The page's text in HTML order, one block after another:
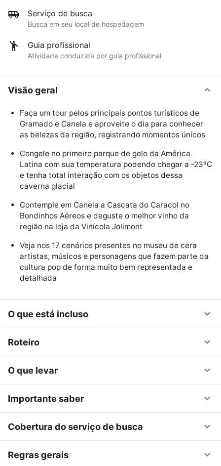
Serviço de busca
Busca em seu local de hospedagem
Guia profissional
Atividade conduzida por guia profissional
Visão geral
Faça um tour pelos principais pontos turísticos de
Gramado e Canela e aproveite o dia para conhecer
as belezas da região, registrando momentos únicos
Congele no primeiro parque de gelo da América
Latina com sua temperatura podendo chegar a -23ºC
e tenha total interação com os objetos dessa
caverna glacial
Contemple em Canela a Cascata do Caracol no
Bondinhos Aéreos e deguste o melhor vinho da
região na loja da Vinícola Jolimont
Veja nos 17 cenários presentes no museu de cera
artistas, músicos e personagens que fazem parte da
cultura pop de forma muito bem representada e
detalhada
O que está incluso
Roteiro
O que levar
Importante saber
Cobertura do serviço de busca
Regras gerais